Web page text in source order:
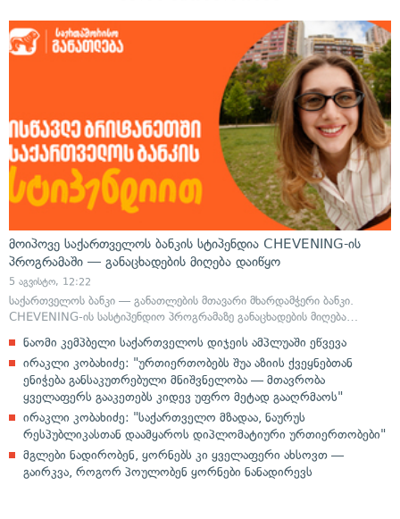
მოიპოვე საქართველოს ბანკის სტიპენდია CHEVENING-ის
პროგრამაში — განაცხადების მიღება დაიწყო
5 აგვისტო, 12:22
საქართველოს ბანკი — განათლების მთავარი მხარდამჭერი ბანკი.
CHEVENING-ის სასტიპენდიო პროგრამაზე განაცხადების მიღება…
ნაომი კემპბელი საქართველოს დიჯეის ამპლუაში ეწვევა
ირაკლი კობახიძე: "ურთიერთობებს შუა აზიის ქვეყნებთან
ენიჭება განსაკუთრებული მნიშვნელობა — მთავრობა
ყველაფერს გააკეთებს კიდევ უფრო მეტად გააღრმაოს"
ირაკლი კობახიძე: "საქართველო მზადაა, ნაურუს
რესპუბლიკასთან დაამყაროს დიპლომატიური ურთიერთობები"
მგლები ნადირობენ, ყორნებს კი ყველაფერი ახსოვთ —
გაირკვა, როგორ პოულობენ ყორნები ნანადირევს